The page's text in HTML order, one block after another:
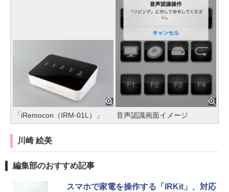
「iRemocon（IRM-01L）」 音声認識画面イメージ
川崎 絵美
編集部のおすすめ記事
スマホで家電を操作する「IRKit」、対応